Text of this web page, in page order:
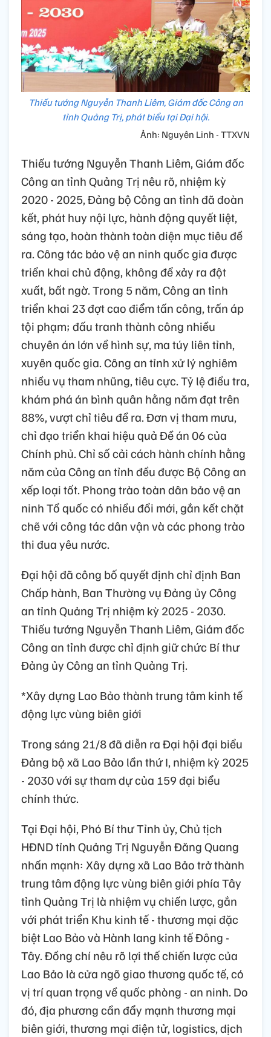
Thiếu tướng Nguyễn Thanh Liêm, Giám đốc Công an
tỉnh Quảng Trị, phát biểu tại Đại hội.
Ảnh: Nguyên Linh - TTXVN
Thiếu tướng Nguyễn Thanh Liêm, Giám đốc
Công an tỉnh Quảng Trị nêu rõ, nhiệm kỳ
2020 - 2025, Đảng bộ Công an tỉnh đã đoàn
kết, phát huy nội lực, hành động quyết liệt,
sáng tạo, hoàn thành toàn diện mục tiêu đề
ra. Công tác bảo vệ an ninh quốc gia được
triển khai chủ động, không để xảy ra đột
xuất, bất ngờ. Trong 5 năm, Công an tỉnh
triển khai 23 đợt cao điểm tấn công, trấn áp
tội phạm; đấu tranh thành công nhiều
chuyên án lớn về hình sự, ma túy liên tỉnh,
xuyên quốc gia. Công an tỉnh xử lý nghiêm
nhiều vụ tham nhũng, tiêu cực. Tỷ lệ điều tra,
khám phá án bình quân hằng năm đạt trên
88%, vượt chỉ tiêu đề ra. Đơn vị tham mưu,
chỉ đạo triển khai hiệu quả Đề án 06 của
Chính phủ. Chỉ số cải cách hành chính hằng
năm của Công an tỉnh đều được Bộ Công an
xếp loại tốt. Phong trào toàn dân bảo vệ an
ninh Tổ quốc có nhiều đổi mới, gắn kết chặt
chẽ với công tác dân vận và các phong trào
thi đua yêu nước.
Đại hội đã công bố quyết định chỉ định Ban
Chấp hành, Ban Thường vụ Đảng ủy Công
an tỉnh Quảng Trị nhiệm kỳ 2025 - 2030.
Thiếu tướng Nguyễn Thanh Liêm, Giám đốc
Công an tỉnh được chỉ định giữ chức Bí thư
Đảng ủy Công an tỉnh Quảng Trị.
*Xây dựng Lao Bảo thành trung tâm kinh tế
động lực vùng biên giới
Trong sáng 21/8 đã diễn ra Đại hội đại biểu
Đảng bộ xã Lao Bảo lần thứ I, nhiệm kỳ 2025
- 2030 với sự tham dự của 159 đại biểu
chính thức.
Tại Đại hội, Phó Bí thư Tỉnh ủy, Chủ tịch
HĐND tỉnh Quảng Trị Nguyễn Đăng Quang
nhấn mạnh: Xây dựng xã Lao Bảo trở thành
trung tâm động lực vùng biên giới phía Tây
tỉnh Quảng Trị là nhiệm vụ chiến lược, gắn
với phát triển Khu kinh tế - thương mại đặc
biệt Lao Bảo và Hành lang kinh tế Đông -
Tây. Đồng chí nêu rõ lợi thế chiến lược của
Lao Bảo là cửa ngõ giao thương quốc tế, có
vị trí quan trọng về quốc phòng - an ninh. Do
đó, địa phương cần đẩy mạnh thương mại
biên giới, thương mại điện tử, logistics, dịch